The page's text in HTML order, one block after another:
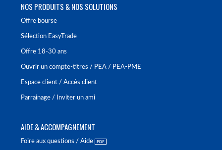
NOS PRODUITS & NOS SOLUTIONS
Offre bourse
Sélection EasyTrade
Offre 18-30 ans
Ouvrir un compte-titres / PEA / PEA-PME
Espace client / Accès client
Parrainage / Inviter un ami
AIDE & ACCOMPAGNEMENT
Foire aux questions / Aide